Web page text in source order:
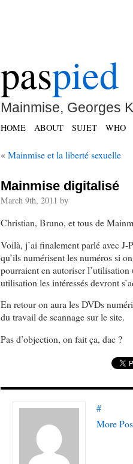
paspied
Mainmise, Georges
HOME ABOUT SUJET WHO
«Mainmise et la liberté sexuelle
Mainmise digitalisé
March 9th, 2011 by
Christian, Bruno, et tous de
Voilà, j’ai finalement parlé avec
qu’ils numérisent les numéros si
pourraient en autoriser
utilisation les intéressés devront
En retour on aura les DVDs
du travail de scannage sur le site.
Pas d’objection, on fait ça, dac ?
#
More